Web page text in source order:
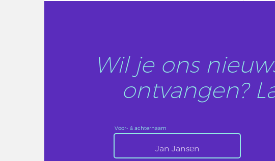
Wil je ons
ontvangen?
Voor- & achternaam